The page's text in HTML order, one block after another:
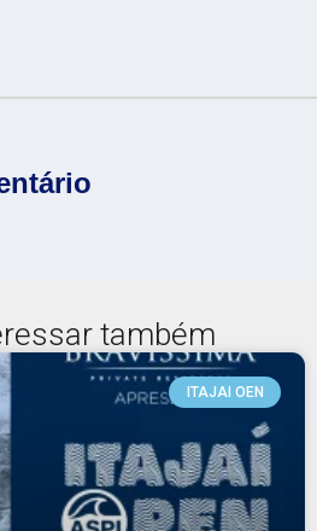
também
ITAJAI OEN